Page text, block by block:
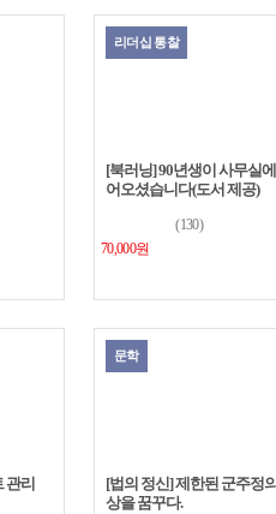
리더십 통찰
[북러닝] 90년생이 사무실
어오셨습니다(도서 제공)
(130)
70,000원
관리
문학
[법의 정신] 제한된 군주정
상을 꿈꾸다.